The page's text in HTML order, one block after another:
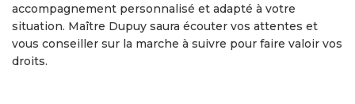
accompagnement personnalisé et adapté à votre
situation. Maître Dupuy saura écouter vos attentes et
vous conseiller sur la marche à suivre pour faire valoir vos
droits.